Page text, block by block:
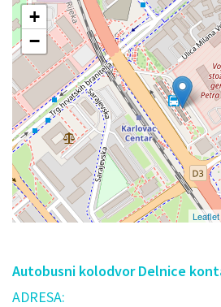
+
−
Leaflet
Autobusni kolodvor Delnice
ADRESA: